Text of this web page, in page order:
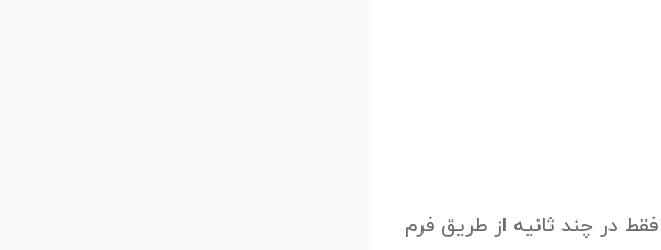
در چند ثانیه از طریق فرم